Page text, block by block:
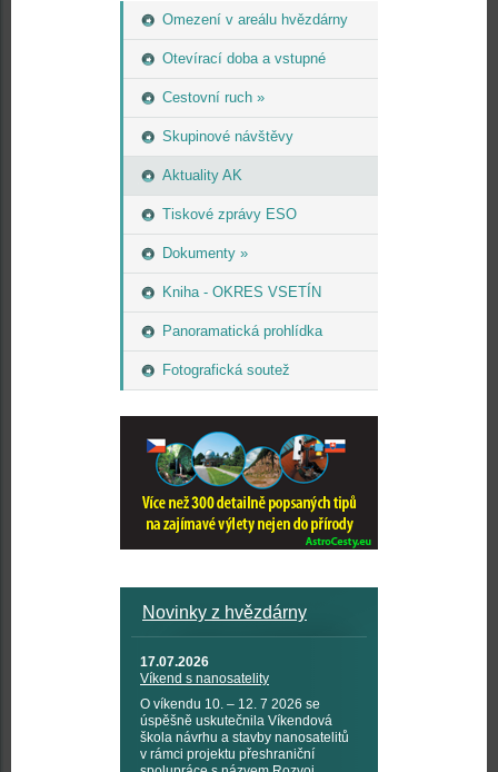
Omezení v areálu hvězdárny
Otevírací doba a vstupné
Cestovní ruch »
Skupinové návštěvy
Aktuality AK
Tiskové zprávy ESO
Dokumenty »
Kniha - OKRES VSETÍN
Panoramatická prohlídka
Fotografická soutež
Novinky z hvězdárny
17.07.2026
Víkend s nanosatelity
O víkendu 10. – 12. 7 2026 se
úspěšně uskutečnila Víkendová
škola návrhu a stavby nanosatelitů
v rámci projektu přeshraniční